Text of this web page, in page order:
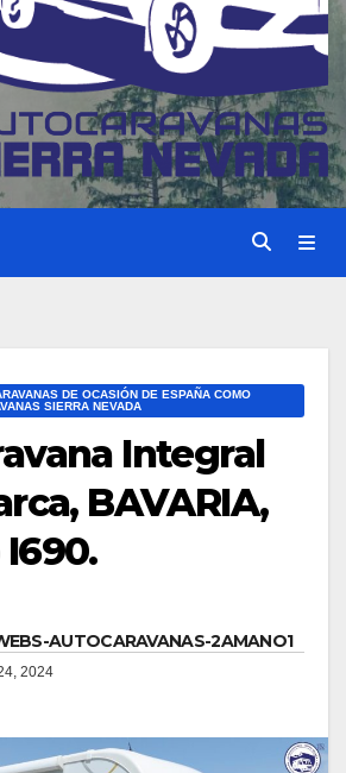
DE OCASIÓN DE ESPAÑA COMO
SIERRA NEVADA
Integral
BAVARIA,
AUTOCARAVANAS-2AMANO1
2024